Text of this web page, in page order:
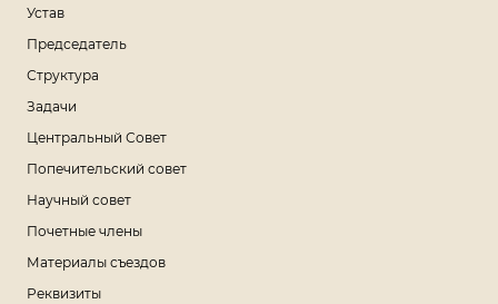
Устав
Председатель
Структура
Задачи
Центральный Совет
Попечительский совет
Научный совет
Почетные члены
Материалы съездов
Реквизиты